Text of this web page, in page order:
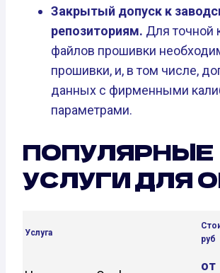
Закрытый допуск к
репозиториям. Для точной
файлов прошивки
прошивки, и, в том числе,
данных с фирменными
параметрами.
ПОПУЛЯРНЫЕ
УСЛУГИ ДЛЯ
Услуга
руб
от